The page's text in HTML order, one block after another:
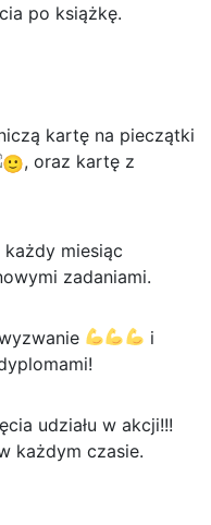
po książkę.
kartę na pieczątki
, oraz kartę z
każdy miesiąc
zadaniami.
i
udziału w akcji!!!
każdym czasie.